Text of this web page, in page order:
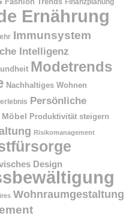
Ernährung
Immunsystem
Intelligenz
Modetrends
Nachhaltiges Wohnen
Persönliche
Produktivität steigern
Risikomanagement
Design
Wohnraumgestaltung